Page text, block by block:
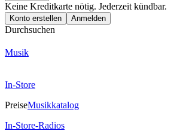
Keine Kreditkarte nötig. Jederzeit kündbar.
Konto erstellen Anmelden
Durchsuchen
Musik
In-Store
PreiseMusikkatalog
In-Store-Radios